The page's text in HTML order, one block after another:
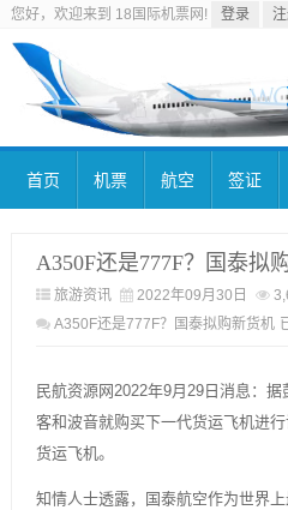
您好，欢迎来到 18国际机票网! 登录
首页 机票 航空 签证
A350F还是777F？国泰拟
旅游资讯 2022年09月30日
A350F还是777F？国泰拟购新货机
民航资源网2022年9月29日消息：
客和波音就购买下一代货运飞机进
货运飞机。
知情人士透露，国泰航空作为世界